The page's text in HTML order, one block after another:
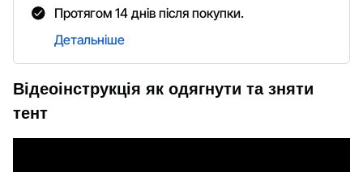
Відеоінструкція як одягнути та зняти
тент
Протягом 14 днів після покупки.
Детальніше